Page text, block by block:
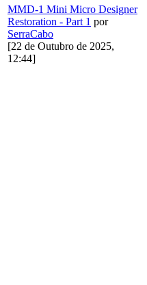
MMD-1 Mini Micro Designer
Restoration - Part 1 por
SerraCabo
[22 de Outubro de 2025,
12:44]